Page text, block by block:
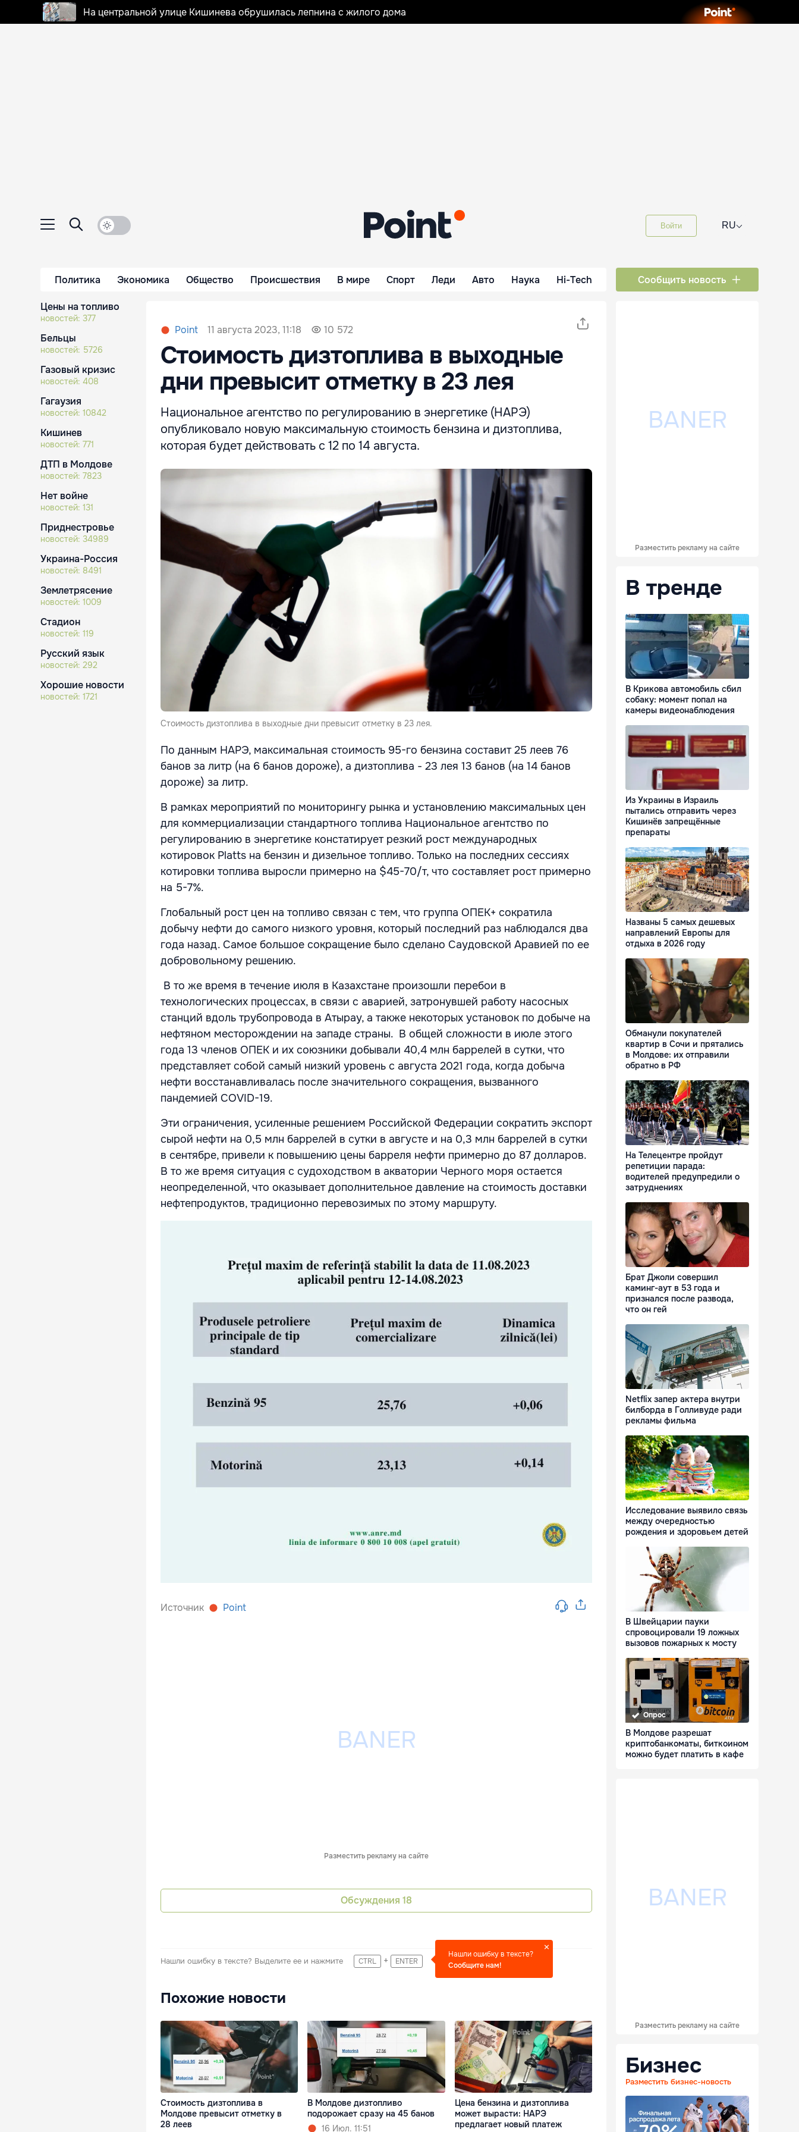
На центральной улице Кишинева обрушилась лепнина с жилого дома
Войти RU⌵
Политика Экономика Общество Происшествия В мире Спорт Леди Авто Наука Hi-Tech Сообщить новость
Цены на топливо
новостей: 377
Бельцы
новостей: 5726
Газовый кризис
новостей: 408
Гагаузия
новостей: 10842
Кишинев
новостей: 771
ДТП в Молдове
новостей: 7823
Нет войне
новостей: 131
Приднестровье
новостей: 34989
Украина-Россия
новостей: 8491
Землетрясение
новостей: 1009
Стадион
новостей: 119
Русский язык
новостей: 292
Хорошие новости
новостей: 1721
Point 11 августа 2023, 11:18 10 572
Стоимость дизтоплива в выходные
дни превысит отметку в 23 лея
Национальное агентство по регулированию в энергетике (НАРЭ)
опубликовало новую максимальную стоимость бензина и дизтоплива,
которая будет действовать с 12 по 14 августа.
Стоимость дизтоплива в выходные дни превысит отметку в 23 лея.
По данным НАРЭ, максимальная стоимость 95-го бензина составит 25 леев 76
банов за литр (на 6 банов дороже), а дизтоплива - 23 лея 13 банов (на 14 банов
дороже) за литр.
В рамках мероприятий по мониторингу рынка и установлению максимальных цен
для коммерциализации стандартного топлива Национальное агентство по
регулированию в энергетике констатирует резкий рост международных
котировок Platts на бензин и дизельное топливо. Только на последних сессиях
котировки топлива выросли примерно на $45-70/т, что составляет рост примерно
на 5-7%.
Глобальный рост цен на топливо связан с тем, что группа ОПЕК+ сократила
добычу нефти до самого низкого уровня, который последний раз наблюдался два
года назад. Самое большое сокращение было сделано Саудовской Аравией по ее
добровольному решению.
В то же время в течение июля в Казахстане произошли перебои в
технологических процессах, в связи с аварией, затронувшей работу насосных
станций вдоль трубопровода в Атырау, а также некоторых установок по добыче на
нефтяном месторождении на западе страны. В общей сложности в июле этого
года 13 членов ОПЕК и их союзники добывали 40,4 млн баррелей в сутки, что
представляет собой самый низкий уровень с августа 2021 года, когда добыча
нефти восстанавливалась после значительного сокращения, вызванного
пандемией COVID-19.
Эти ограничения, усиленные решением Российской Федерации сократить экспорт
сырой нефти на 0,5 млн баррелей в сутки в августе и на 0,3 млн баррелей в сутки
в сентябре, привели к повышению цены барреля нефти примерно до 87 долларов.
В то же время ситуация с судоходством в акватории Черного моря остается
неопределенной, что оказывает дополнительное давление на стоимость доставки
нефтепродуктов, традиционно перевозимых по этому маршруту.
Источник Point
Разместить рекламу на сайте
Обсуждения 18
Нашли ошибку в тексте? Выделите ее и нажмите CTRL + ENTER
Нашли ошибку в тексте?
Сообщите нам!
Похожие новости
Стоимость дизтоплива в
Молдове превысит отметку в
28 леев
В Молдове дизтопливо
подорожает сразу на 45 банов
16 Июл. 11:51
Цена бензина и дизтоплива
может вырасти: НАРЭ
предлагает новый платеж
Разместить рекламу на сайте
В тренде
В Крикова автомобиль сбил
собаку: момент попал на
камеры видеонаблюдения
Из Украины в Израиль
пытались отправить через
Кишинёв запрещённые
препараты
Названы 5 самых дешевых
направлений Европы для
отдыха в 2026 году
Обманули покупателей
квартир в Сочи и прятались
в Молдове: их отправили
обратно в РФ
На Телецентре пройдут
репетиции парада:
водителей предупредили о
затруднениях
Брат Джоли совершил
каминг-аут в 53 года и
признался после развода,
что он гей
Netflix запер актера внутри
билборда в Голливуде ради
рекламы фильма
Исследование выявило связь
между очередностью
рождения и здоровьем детей
В Швейцарии пауки
спровоцировали 19 ложных
вызовов пожарных к мосту
Опрос
В Молдове разрешат
криптобанкоматы, биткоином
можно будет платить в кафе
Разместить рекламу на сайте
Бизнес
Разместить бизнес-новость